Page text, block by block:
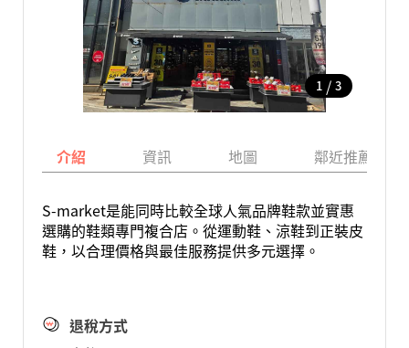
1 / 3
介紹 資訊 地圖 鄰近推薦景點
S-market是能同時比較全球人氣品牌鞋款並實惠
選購的鞋類專門複合店。從運動鞋、涼鞋到正裝皮
鞋，以合理價格與最佳服務提供多元選擇。
退稅方式